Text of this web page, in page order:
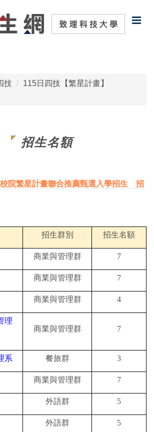
技
115日四技【繁星計畫】
招生名額
校院繁星計畫聯合推薦甄選入學招生 招
招生群別 招生名額
商業與管理群 7
商業與管理群 7
商業與管理群 4
理
商業與管理群 7
系 餐旅群 3
商業與管理群 7
外語群 5
外語群 5